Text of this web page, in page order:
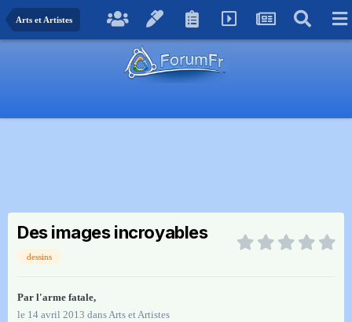
Arts et Artistes
Des images incroyables
dessins
Par l'arme fatale,
le 14 avril 2013 dansArts et Artistes